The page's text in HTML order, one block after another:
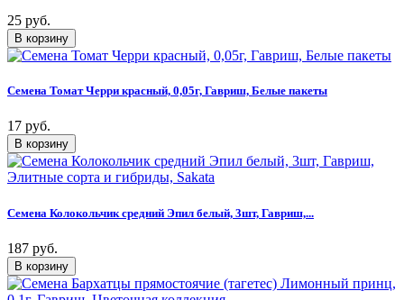
25 руб.
Семена Томат Черри красный, 0,05г, Гавриш, Белые пакеты
17 руб.
Семена Колокольчик средний Эпил белый, 3шт, Гавриш,...
187 руб.